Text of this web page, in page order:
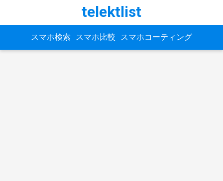
telektlist
スマホ検索 スマホ比較 スマホコーティング